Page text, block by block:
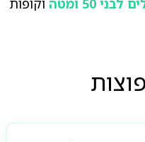
50 ומטה
וקופות